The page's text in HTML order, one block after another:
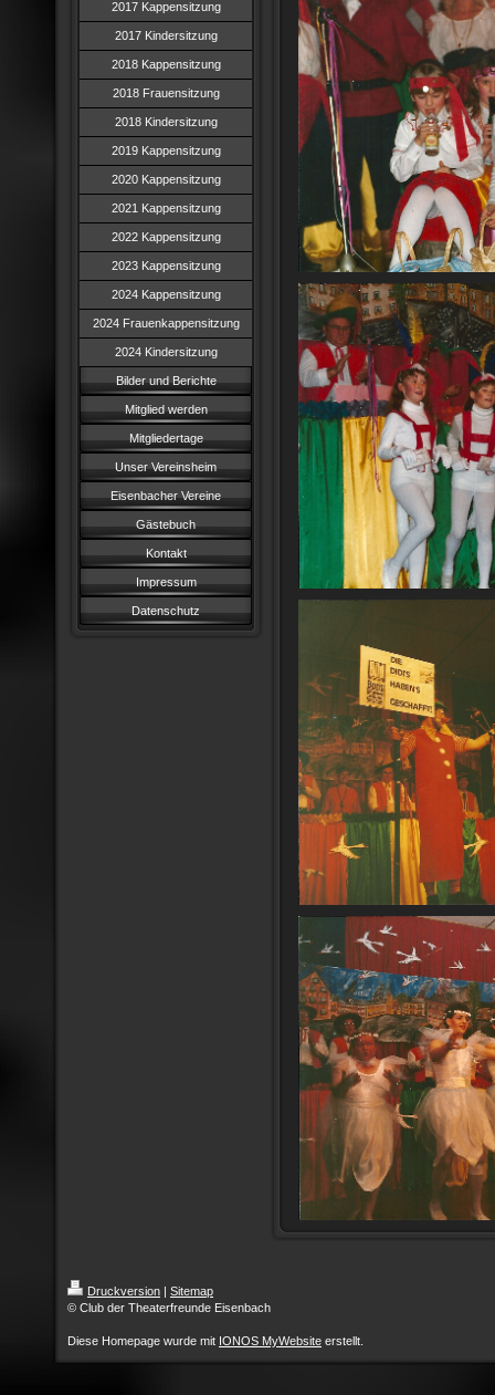
2017 Kappensitzung
2017 Kindersitzung
2018 Kappensitzung
2018 Frauensitzung
2018 Kindersitzung
2019 Kappensitzung
2020 Kappensitzung
2021 Kappensitzung
2022 Kappensitzung
2023 Kappensitzung
2024 Kappensitzung
2024 Frauenkappensitzung
2024 Kindersitzung
Bilder und Berichte
Mitglied werden
Mitgliedertage
Unser Vereinsheim
Eisenbacher Vereine
Gästebuch
Kontakt
Impressum
Datenschutz
Druckversion | Sitemap
© Club der Theaterfreunde Eisenbach
Diese Homepage wurde mit IONOS MyWebsite erstellt.